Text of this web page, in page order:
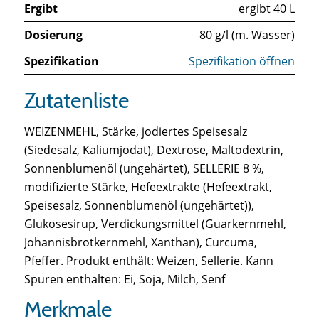
Ergibt
ergibt 40 L
Dosierung
80 g/l (m. Wasser)
Spezifikation
Spezifikation öffnen
Zutatenliste
WEIZENMEHL, Stärke, jodiertes Speisesalz
(Siedesalz, Kaliumjodat), Dextrose, Maltodextrin,
Sonnenblumenöl (ungehärtet), SELLERIE 8 %,
modifizierte Stärke, Hefeextrakte (Hefeextrakt,
Speisesalz, Sonnenblumenöl (ungehärtet)),
Glukosesirup, Verdickungsmittel (Guarkernmehl,
Johannisbrotkernmehl, Xanthan), Curcuma,
Pfeffer. Produkt enthält: Weizen, Sellerie. Kann
Spuren enthalten: Ei, Soja, Milch, Senf
Merkmale